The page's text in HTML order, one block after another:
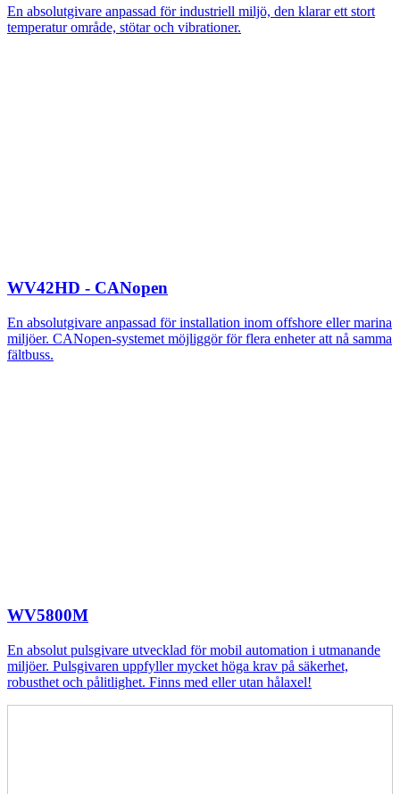
En absolutgivare anpassad för industriell miljö, den klarar ett stort
temperatur område, stötar och vibrationer.
WV42HD - CANopen
En absolutgivare anpassad för installation inom offshore eller marina
miljöer. CANopen-systemet möjliggör för flera enheter att nå samma
fältbuss.
WV5800M
En absolut pulsgivare utvecklad för mobil automation i utmanande
miljöer. Pulsgivaren uppfyller mycket höga krav på säkerhet,
robusthet och pålitlighet. Finns med eller utan hålaxel!